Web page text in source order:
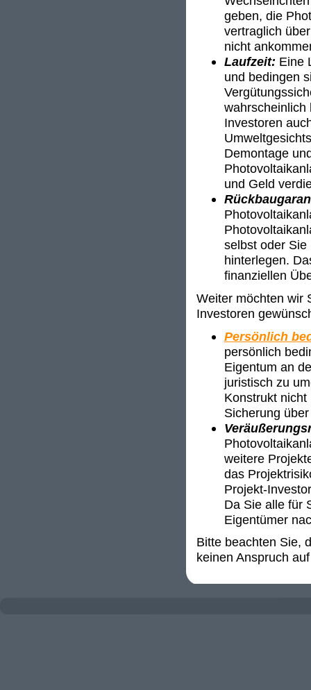
geben, die
vertraglich
nicht
Laufzeit: Eine
und bedingen
wahrscheinlich
Investoren
Demontage
und Geld
selbst oder Sie
hinterlegen.
finanziellen
Weiter möchten wir
Investoren
Persönlich
persönlich
Eigentum an
juristisch zu
Konstrukt
Sicherung
weitere
das
Projekt-
Da Sie alle für
Eigentümer
Bitte beachten Sie,
keinen Anspruch